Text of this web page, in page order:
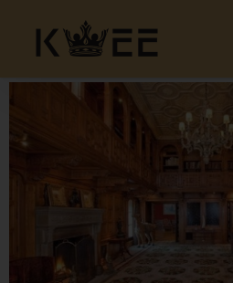
content
Image